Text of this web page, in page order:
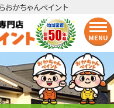
おかちゃんペイント
MENU